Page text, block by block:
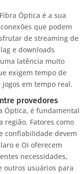
Óptica é a sua
que podem
de streaming de
e downloads
latência muito
exigem tempo de
em tempo real.
provedores
Óptica, é fundamental
região. Fatores como
confiabilidade devem
e Oi oferecem
necessidades,
outros usuários para